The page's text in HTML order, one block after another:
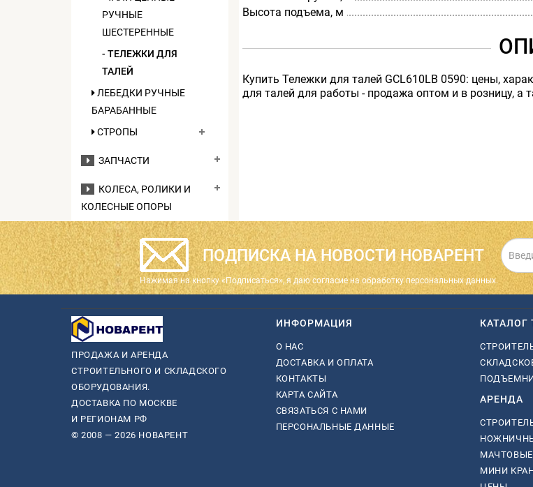
РУЧНЫЕ
ШЕСТЕРЕННЫЕ
- ТЕЛЕЖКИ ДЛЯ
ТАЛЕЙ
ЛЕБЕДКИ РУЧНЫЕ
БАРАБАННЫЕ
СТРОПЫ
ЗАПЧАСТИ
КОЛЕСА, РОЛИКИ И
КОЛЕСНЫЕ ОПОРЫ
Высота подъема, м
Купить Тележки для талей GCL610LB 0590: цены,
для талей для работы - продажа оптом и в розницу, а
ПОДПИСКА НА НОВОСТИ НОВАРЕНТ
Нажимая на кнопку «Подписаться», я даю cогласие на обработку персональных данных.
ПРОДАЖА И АРЕНДА
СТРОИТЕЛЬНОГО И СКЛАДСКОГО
ОБОРУДОВАНИЯ.
ДОСТАВКА ПО МОСКВЕ
И РЕГИОНАМ РФ
© 2008 — 2026 НОВАРЕНТ
ИНФОРМАЦИЯ
О НАС
ДОСТАВКА И ОПЛАТА
КОНТАКТЫ
КАРТА САЙТА
СВЯЗАТЬСЯ С НАМИ
ПЕРСОНАЛЬНЫЕ ДАННЫЕ
КАТАЛОГ
АРЕНДА
МИНИ